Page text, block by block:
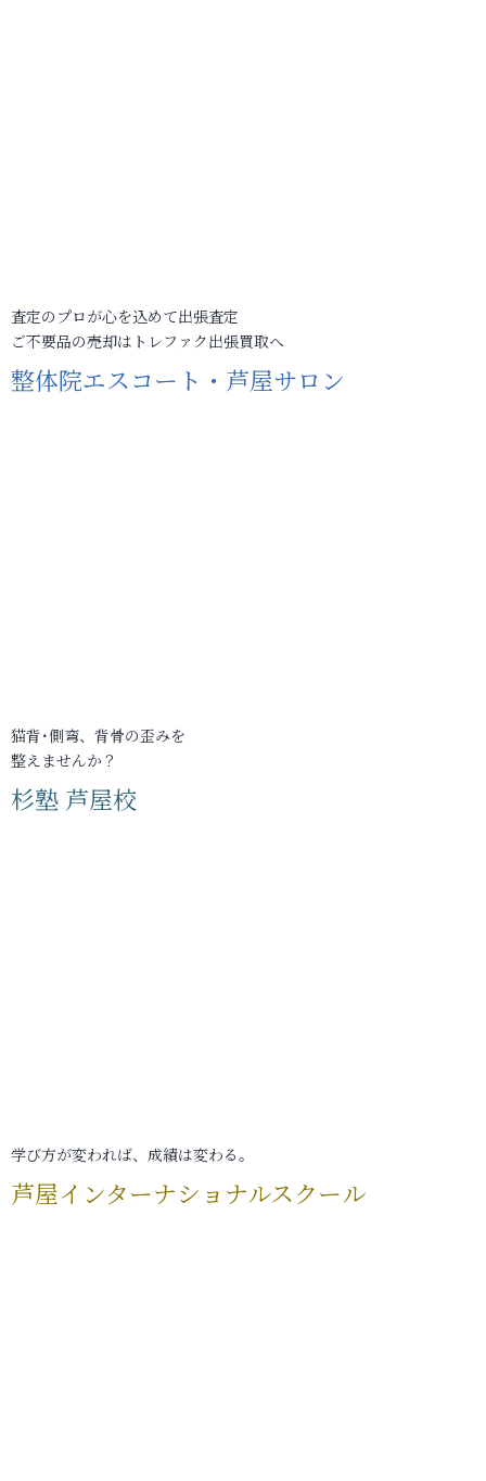
査定のプロが心を込めて出張査定
ご不要品の売却はトレファク出張買取へ
整体院エスコート・芦屋サロン
猫背･側弯、背骨の歪みを
整えませんか？
杉塾 芦屋校
学び方が変われば、成績は変わる。
芦屋インターナショナルスクール